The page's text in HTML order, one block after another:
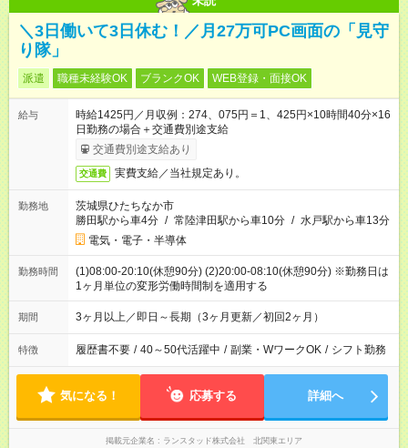
＼3日働いて3日休む！／月27万可PC画面の「見守
り隊」
派遣 職種未経験OK ブランクOK WEB登録・面接OK
給与
時給1425円／月収例：274、075円＝1、425円×10時間40分×16
日勤務の場合＋交通費別途支給
交通費別途支給あり
交通費 実費支給／当社規定あり。
勤務地
茨城県ひたちなか市
勝田駅から車4分 / 常陸津田駅から車10分 / 水戸駅から車13分
電気・電子・半導体
勤務時間
(1)08:00-20:10(休憩90分) (2)20:00-08:10(休憩90分) ※勤務日は
1ヶ月単位の変形労働時間制を適用する
期間 3ヶ月以上／即日～長期（3ヶ月更新／初回2ヶ月）
特徴 履歴書不要 / 40～50代活躍中 / 副業・WワークOK / シフト勤務
気になる！ 応募する 詳細へ
掲載元企業名 ランスタッド株式会社 北関東エリア